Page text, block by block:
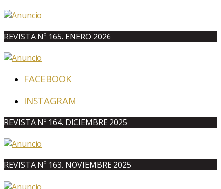
REVISTA Nº 165. ENERO 2026
FACEBOOK
INSTAGRAM
REVISTA Nº 164. DICIEMBRE 2025
REVISTA Nº 163. NOVIEMBRE 2025